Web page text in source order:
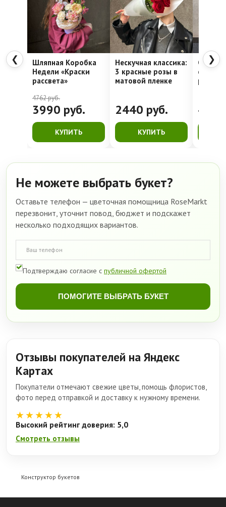
❮
Шляпная Коробка
Недели «Краски
рассвета»
4762руб.
3990 руб.
КУПИТЬ
Нескучная классика:
3 красные розы в
матовой пленке
2440 руб.
КУПИТЬ
Секрет
сумка
розами
❯
Не можете выбрать букет?
Оставьте телефон — цветочная помощница RoseMarkt
перезвонит, уточнит повод, бюджет и подскажет
несколько подходящих вариантов.
Подтверждаю согласие с публичной офертой
ПОМОГИТЕ ВЫБРАТЬ БУКЕТ
Отзывы покупателей на Яндекс
Картах
Покупатели отмечают свежие цветы, помощь флористов,
фото перед отправкой и доставку к нужному времени.
★★★★★
Высокий рейтинг доверия: 5,0
Смотреть отзывы
Конструктор букетов